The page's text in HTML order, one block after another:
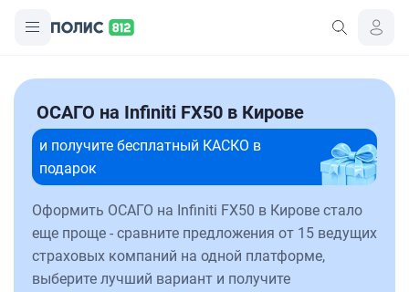
ОСАГО на Infiniti FX50 в Кирове
и получите бесплатный КАСКО в
подарок
Оформить ОСАГО на Infiniti FX50 в Кирове стало
еще проще - сравните предложения от 15 ведущих
страховых компаний на одной платформе,
выберите лучший вариант и получите